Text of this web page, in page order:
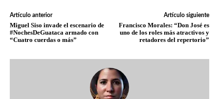
Artículo anterior
Miguel Siso invade el escenario de
#NochesDeGuataca armado con
“Cuatro cuerdas o más”
Artículo siguiente
Francisco Morales: “Don José es
uno de los roles más atractivos y
retadores del repertorio”